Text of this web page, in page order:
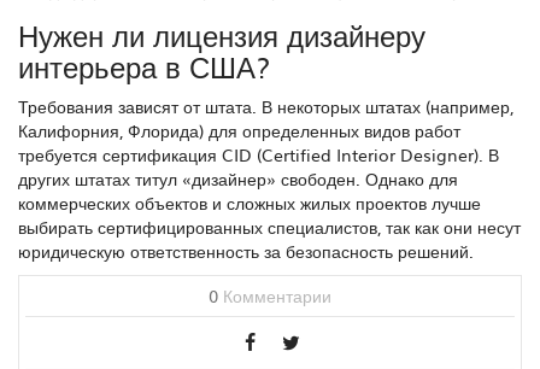
Нужен ли лицензия дизайнеру
интерьера в США?
Требования зависят от штата. В некоторых штатах (например,
Калифорния, Флорида) для определенных видов работ
требуется сертификация CID (Certified Interior Designer). В
других штатах титул «дизайнер» свободен. Однако для
коммерческих объектов и сложных жилых проектов лучше
выбирать сертифицированных специалистов, так как они несут
юридическую ответственность за безопасность решений.
0 Комментарии